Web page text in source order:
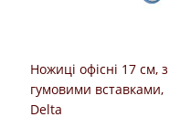
Ножиці офісні 17 см, з
гумовими вставками,
Delta